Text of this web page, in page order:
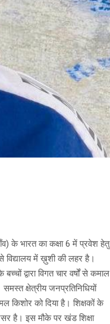
के भारत का कक्षा 6 में प्रवेश हेतु
विद्यालय में ख़ुशी की लहर है।
द्वारा विगत चार वर्षों से कमाल
क्षेत्रीय जनप्रतिनिधियों
किशोर को दिया है। शिक्षकों के
है। इस मौके पर खंड शिक्षा